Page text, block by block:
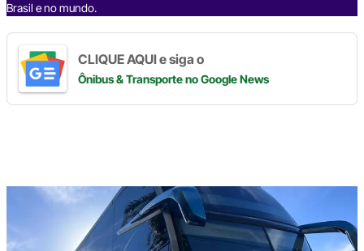
Brasil e no mundo.
CLIQUE AQUI e siga o
Ônibus & Transporteno Google News
seu